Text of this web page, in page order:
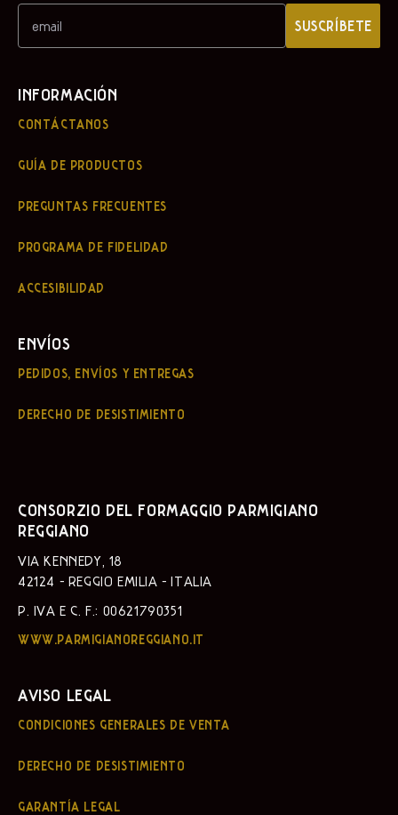
SUSCRÍBETE
INFORMACIÓN
CONTÁCTANOS
GUÍA DE PRODUCTOS
PREGUNTAS FRECUENTES
PROGRAMA DE FIDELIDAD
ACCESIBILIDAD
ENVÍOS
PEDIDOS, ENVÍOS Y ENTREGAS
DERECHO DE DESISTIMIENTO
CONSORZIO DEL FORMAGGIO PARMIGIANO
REGGIANO
VIA KENNEDY, 18
42124 - REGGIO EMILIA - ITALIA
P. IVA E C. F.: 00621790351
WWW.PARMIGIANOREGGIANO.IT
AVISO LEGAL
CONDICIONES GENERALES DE VENTA
DERECHO DE DESISTIMIENTO
GARANTÍA LEGAL